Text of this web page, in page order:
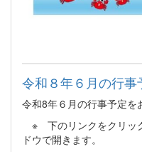
令和８年６月の行事
令和8年６月の行事予定を
※ 下のリンクをクリッ
ドウで開きます。